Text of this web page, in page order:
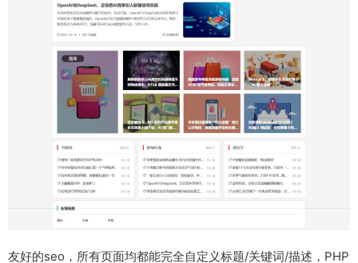
友好的seo，所有页面均都能完全自定义标题/关键词/描述，PHP